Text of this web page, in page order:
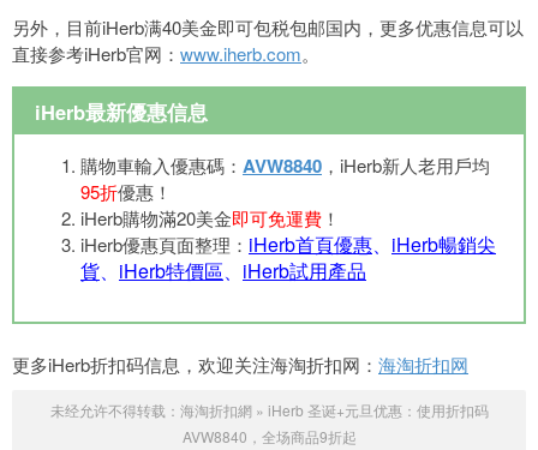
另外，目前iHerb满40美金即可包税包邮国内，更多优惠信息可以
直接参考iHerb官网： www.iherb.com。
iHerb最新優惠信息
購物車輸入優惠碼： AVW8840 ，iHerb新人老用戶均
95折優惠！
iHerb購物滿20美金即可免運費 ！
iHerb優惠頁面整理： iHerb首頁優惠、 iHerb暢銷尖
貨、 iHerb特價區、 iHerb試用產品
更多iHerb折扣码信息，欢迎关注海淘折扣网： 海淘折扣网
未经允许不得转载： 海淘折扣網» iHerb 圣诞+元旦优惠：使用折扣码
AVW8840，全场商品9折起